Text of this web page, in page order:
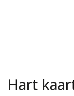
Hart